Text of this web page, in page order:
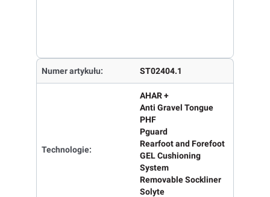
Numer artykułu: ST02404.1
Technologie:
AHAR +
Anti Gravel Tongue
PHF
Pguard
Rearfoot and Forefoot
GEL Cushioning
System
Removable Sockliner
Solyte